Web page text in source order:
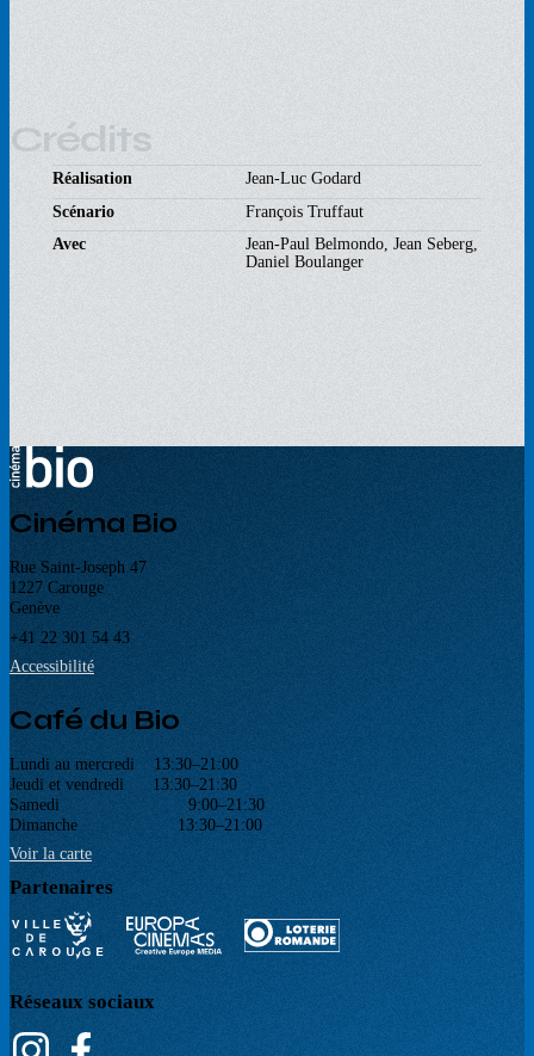
Crédits
Réalisation
Jean-Luc Godard
Scénario
François Truffaut
Avec
Jean-Paul Belmondo, Jean Seberg,
Daniel Boulanger
Cinéma Bio
Rue Saint-Joseph 47
1227 Carouge
Genève
+41 22 301 54 43
Accessibilité
Café du Bio
Lundi au mercredi 13:30–21:00
Jeudi et vendredi 13:30–21:30
Samedi 9:00–21:30
Dimanche 13:30–21:00
Voir la carte
Partenaires
Réseaux sociaux